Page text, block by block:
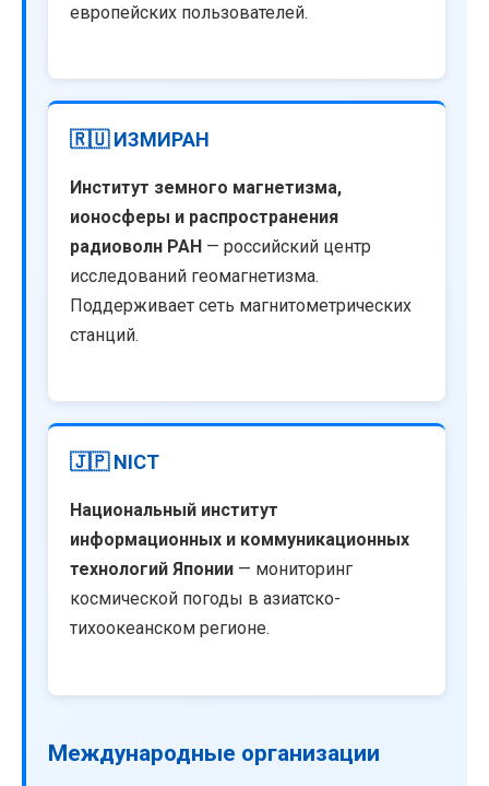
европейских пользователей.
🇷🇺 ИЗМИРАН
Институт земного магнетизма,
ионосферы и распространения
радиоволн РАН — российский центр
исследований геомагнетизма.
Поддерживает сеть магнитометрических
станций.
🇯🇵 NICT
Национальный институт
информационных и коммуникационных
технологий Японии — мониторинг
космической погоды в азиатско-
тихоокеанском регионе.
Международные организации